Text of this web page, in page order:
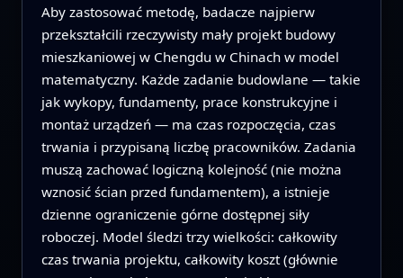
Aby zastosować metodę, badacze najpierw
przekształcili rzeczywisty mały projekt budowy
mieszkaniowej w Chengdu w Chinach w model
matematyczny. Każde zadanie budowlane — takie
jak wykopy, fundamenty, prace konstrukcyjne i
montaż urządzeń — ma czas rozpoczęcia, czas
trwania i przypisaną liczbę pracowników. Zadania
muszą zachować logiczną kolejność (nie można
wznosić ścian przed fundamentem), a istnieje
dzienne ograniczenie górne dostępnej siły
roboczej. Model śledzi trzy wielkości: całkowity
czas trwania projektu, całkowity koszt (głównie